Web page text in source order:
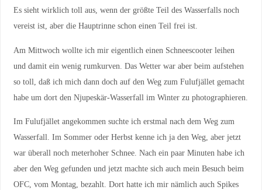
Es sieht wirklich toll aus, wenn der größte Teil des Wasserfalls noch
vereist ist, aber die Hauptrinne schon einen Teil frei ist.
Am Mittwoch wollte ich mir eigentlich einen Schneescooter leihen
und damit ein wenig rumkurven. Das Wetter war aber beim aufstehen
so toll, daß ich mich dann doch auf den Weg zum Fulufjället gemacht
habe um dort den Njupeskär-Wasserfall im Winter zu photographieren.
Im Fulufjället angekommen suchte ich erstmal nach dem Weg zum
Wasserfall. Im Sommer oder Herbst kenne ich ja den Weg, aber jetzt
war überall noch meterhoher Schnee. Nach ein paar Minuten habe ich
aber den Weg gefunden und jetzt machte sich auch mein Besuch beim
OFC, vom Montag, bezahlt. Dort hatte ich mir nämlich auch Spikes